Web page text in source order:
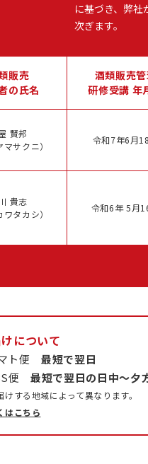
に基づき、弊
次ぎます。
販売
の氏名
酒類販売
研修受講 年
賢邦
マサクニ）
令和7年6月
貴志
ワタカシ）
令和6年 5月
について
ト便最短で翌日
便最短で翌日の日中〜夕
する地域によって異なります。
はこちら